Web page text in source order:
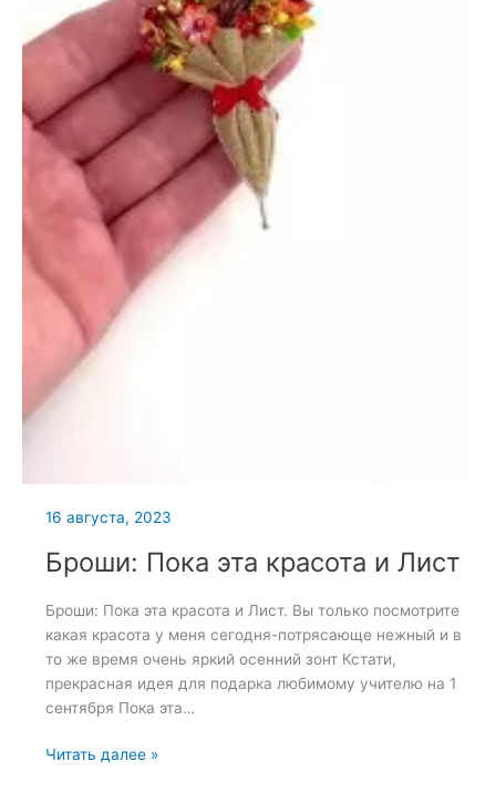
16 августа, 2023
Броши: Пока эта красота и Лист
Броши: Пока эта красота и Лист. Вы только посмотрите
какая красота у меня сегодня-потрясающе нежный и в
то же время очень яркий осенний зонт Кстати,
прекрасная идея для подарка любимому учителю на 1
сентября Пока эта…
Броши:
Читать далее »